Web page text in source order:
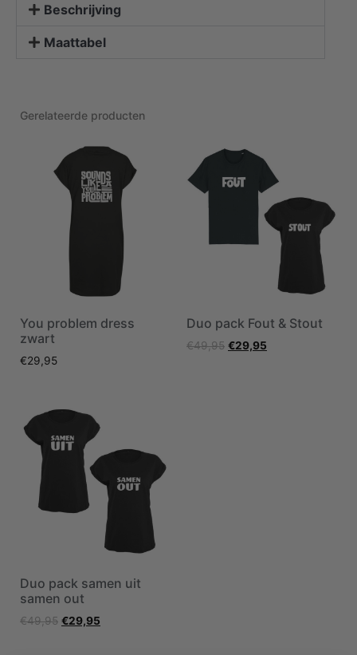
Beschrijving
Maattabel
Gerelateerde producten
You problem dress
zwart
€29,95
Duo pack Fout & Stout
€49,95 €29,95
Duo pack samen uit
samen out
€49,95 €29,95